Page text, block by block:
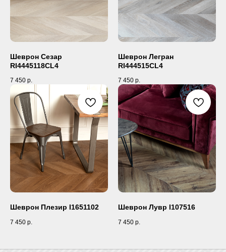
Шеврон Сезар
RI4445118CL4
7 450 р.
Шеврон Легран
RI444515CL4
7 450 р.
Шеврон Плезир I1651102
7 450 р.
Шеврон Лувр I107516
7 450 р.